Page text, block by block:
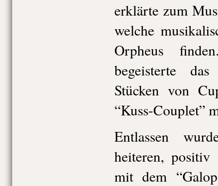
erklärte zum
welche
Orpheus
begeisterte
Stücken von
“Kuss-Couplet”
Entlassen
heiteren, positiv
mit dem